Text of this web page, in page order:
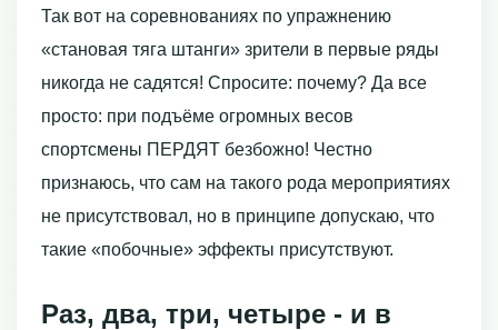
Так вот на соревнованиях по упражнению
«становая тяга штанги» зрители в первые ряды
никогда не садятся! Спросите: почему? Да все
просто: при подъёме огромных весов
спортсмены ПЕРДЯТ безбожно! Честно
признаюсь, что сам на такого рода мероприятиях
не присутствовал, но в принципе допускаю, что
такие «побочные» эффекты присутствуют.
Раз, два, три, четыре - и в